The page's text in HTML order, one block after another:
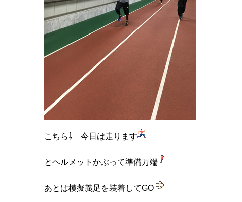
こちら⇩ 今日は走ります
とヘルメットかぶって準備万端
あとは模擬義足を装着してGO